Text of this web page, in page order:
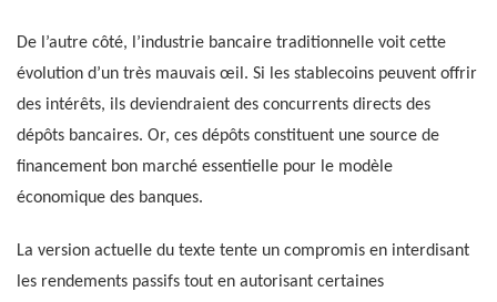
De l’autre côté, l’industrie bancaire traditionnelle voit cette
évolution d’un très mauvais œil. Si les stablecoins peuvent offrir
des intérêts, ils deviendraient des concurrents directs des
dépôts bancaires. Or, ces dépôts constituent une source de
financement bon marché essentielle pour le modèle
économique des banques.
La version actuelle du texte tente un compromis en interdisant
les rendements passifs tout en autorisant certaines